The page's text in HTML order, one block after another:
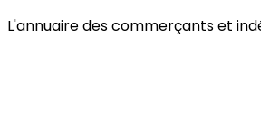
L'annuaire des commerçants et